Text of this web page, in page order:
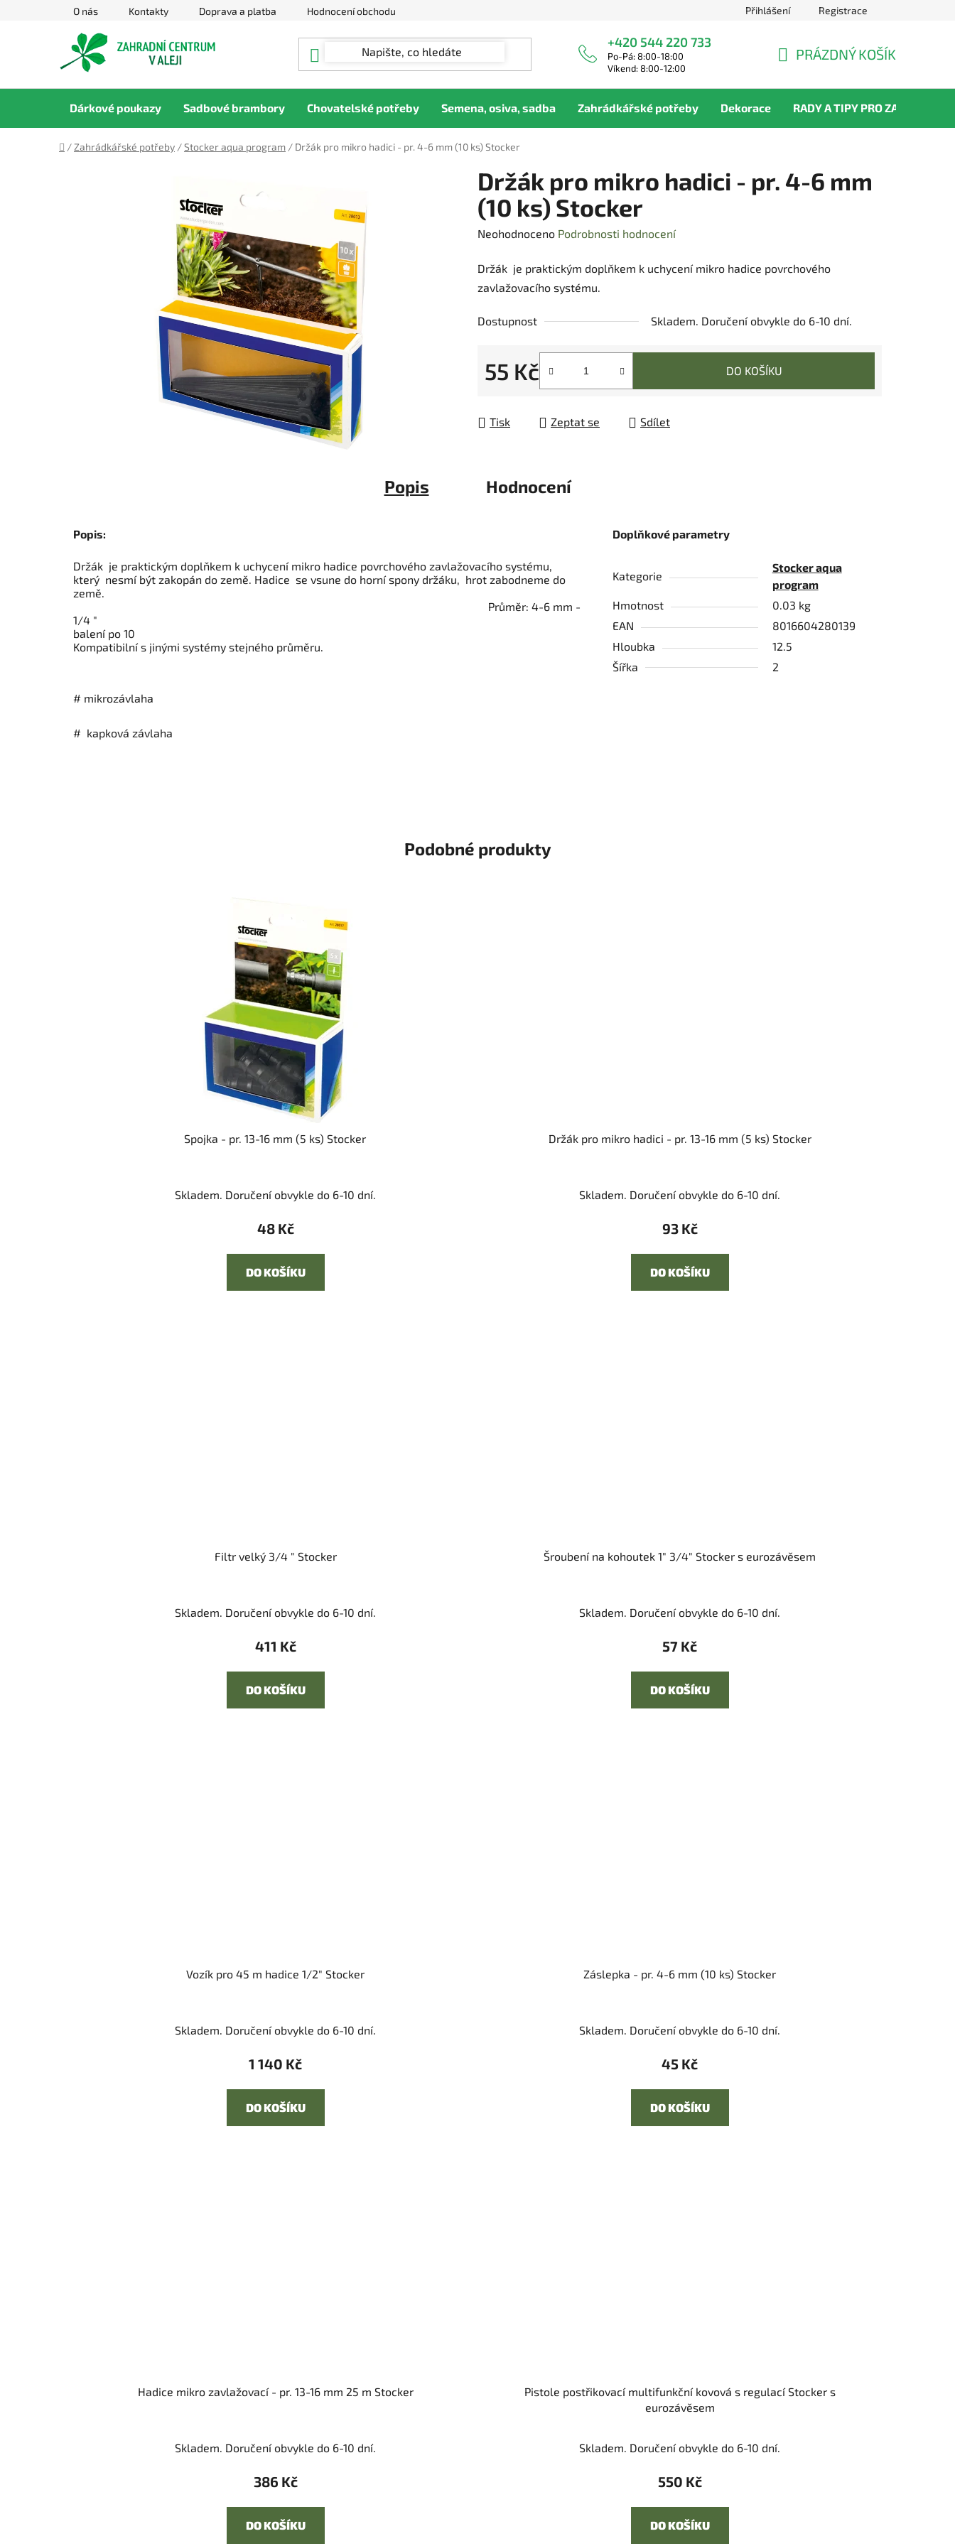
O nás Kontakty Doprava a platba Hodnocení obchodu Přihlášení Registrace
+420 544 220 733
Po-Pá: 8:00-18:00
Víkend: 8:00-12:00
KOŠÍK
PRÁZDNÝ KOŠÍK
Dárkové poukazy Sadbové brambory Chovatelské potřeby Semena, osiva, sadba Zahrádkářské potřeby Dekorace RADY A TIPY PRO ZAHRADNÍKY
Domů
/ Zahrádkářské potřeby /Stocker aqua program / Držák pro mikro hadici - pr. 4-6 mm (10 ks) Stocker
Držák pro mikro hadici - pr. 4-6 mm
(10 ks) Stocker
Průměrné
produktu
je
z
hvězdiček.
Neohodnoceno Podrobnosti hodnocení
Držák je praktickým doplňkem k uchycení mikro hadice povrchového
zavlažovacího systému.
Dostupnost Skladem. Doručení obvykle do 6-10 dní.
55 Kč
Měrná cena:
DO KOŠÍKU
Tisk Zeptat se Sdílet
Popis Hodnocení
Popis:
Držák je praktickým doplňkem k uchycení mikro hadice povrchového zavlažovacího systému,
který nesmí být zakopán do země. Hadice se vsune do horní spony držáku, hrot zabodneme do
země.
Průměr: 4-6 mm -
1/4 "
balení po 10
Kompatibilní s jinými systémy stejného průměru.
# mikrozávlaha
# kapková závlaha
Doplňkové parametry
Kategorie
Stocker aqua
program
Hmotnost
0.03 kg
EAN
8016604280139
Hloubka
12.5
Šířka
2
Podobné produkty
Spojka - pr. 13-16 mm (5 ks) Stocker
Skladem. Doručení obvykle do 6-10 dní.
48 Kč
DO KOŠÍKU
Držák pro mikro hadici - pr. 13-16 mm (5 ks) Stocker
Skladem. Doručení obvykle do 6-10 dní.
93 Kč
DO KOŠÍKU
Filtr velký 3/4 " Stocker
Skladem. Doručení obvykle do 6-10 dní.
411 Kč
DO KOŠÍKU
Šroubení na kohoutek 1" 3/4" Stocker s eurozávěsem
Skladem. Doručení obvykle do 6-10 dní.
57 Kč
DO KOŠÍKU
Vozík pro 45 m hadice 1/2" Stocker
Skladem. Doručení obvykle do 6-10 dní.
1 140 Kč
DO KOŠÍKU
Záslepka - pr. 4-6 mm (10 ks) Stocker
Skladem. Doručení obvykle do 6-10 dní.
45 Kč
DO KOŠÍKU
Hadice mikro zavlažovací - pr. 13-16 mm 25 m Stocker
Skladem. Doručení obvykle do 6-10 dní.
386 Kč
DO KOŠÍKU
Pistole postřikovací multifunkční kovová s regulací Stocker s
eurozávěsem
Skladem. Doručení obvykle do 6-10 dní.
550 Kč
DO KOŠÍKU